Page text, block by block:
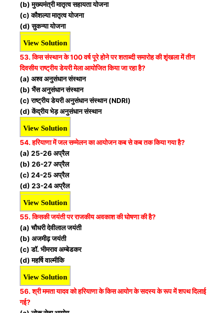
(b) मुख्यमंत्री मातृत्व सहायता योजना
(c) कौशल्या मातृत्व योजना
(d) सुकन्या योजना
View Solution
53. किस संस्थान के 100 वर्ष पूरे होने पर शताब्दी समारोह की शृंखला में तीन
दिवसीय राष्ट्रीय डेयरी मेला आयोजित किया जा रहा है?
(a) अश्व अनुसंधान संस्थान
(b) भैंस अनुसंधान संस्थान
(c) राष्ट्रीय डेयरी अनुसंधान संस्थान (NDRI)
(d) केंद्रीय भेड़ अनुसंधान संस्थान
View Solution
54. हरियाणा में जल सम्मेलन का आयोजन कब से कब तक किया गया है?
(a) 25-26 अप्रैल
(b) 26-27 अप्रैल
(c) 24-25 अप्रैल
(d) 23-24 अप्रैल
View Solution
55. किसकी जयंती पर राजकीय अवकाश की घोषणा की है?
(a) चौधरी देवीलाल जयंती
(b) अजमीढ़ जयंती
(c) डॉ. भीमराव अम्बेडकर
(d) महर्षि वाल्मीकि
View Solution
56. श्री ममता यादव को हरियाणा के किस आयोग के सदस्य के रूप में शपथ दिलाई
गई?